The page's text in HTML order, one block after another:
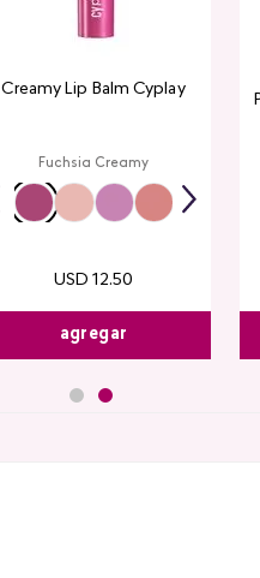
Creamy Lip Balm Cyplay
Fuchsia Creamy
USD 12.50
agregar